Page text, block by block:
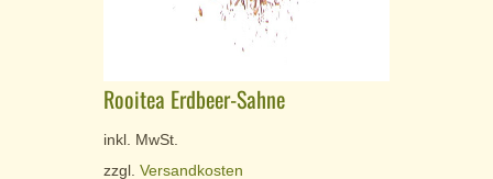
Rooitea Erdbeer-Sahne
inkl. MwSt.
zzgl. Versandkosten